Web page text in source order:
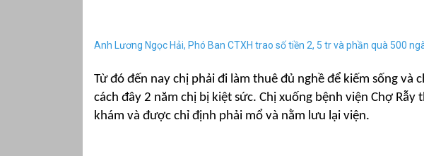
Anh Lương Ngọc Hải, Phó Ban CTXH trao số tiền 2, 5 tr và phần quà 500
Từ đó đến nay chị phải đi làm thuê đủ nghề để kiếm sống và
cách đây 2 năm chị bị kiệt sức. Chị xuống bệnh viện Chợ
khám và được chỉ định phải mổ và nằm lưu lại viện.